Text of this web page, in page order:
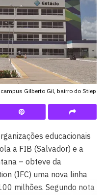
Gilberto Gil, bairro do Stiep
educacionais
a FIB (Salvador) e a
– obteve da
(IFC) uma nova linha
milhões. Segundo nota